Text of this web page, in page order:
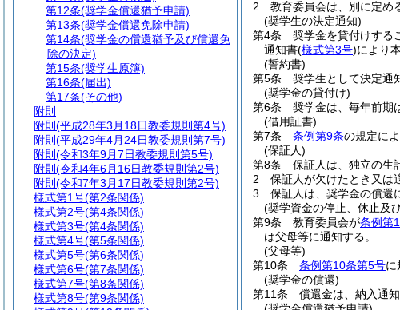
2
教育委員会は、別に定め
(奨学生の決定通知)
第4条
奨学金を貸付けする
通知書(様式第3号)により
(誓約書)
第5条
奨学生として決定通
(奨学金の貸付け)
第6条
奨学金は、毎年前期
(借用証書)
第7条
条例第9条の規定に
(保証人)
第8条
保証人は、独立の生
2
保証人が欠けたとき又は
3
保証人は、奨学金の償還
(奨学資金の停止、休止及
第9条
教育委員会が条例第
は父母等に通知する。
(父母等)
第10条
条例第10条第5号に
(奨学金の償還)
第11条
償還金は、納入通
第12条(奨学金償還猶予申請)
第13条(奨学金償還免除申請)
第14条(奨学金の償還猶予及び償還免
除の決定)
第15条(奨学生原簿)
第16条(届出)
第17条(その他)
附則
附則 (平成28年3月18日教委規則第4号)
附則 (平成29年4月24日教委規則第7号)
附則 (令和3年9月7日教委規則第5号)
附則 (令和4年6月16日教委規則第2号)
附則 (令和7年3月17日教委規則第2号)
様式第1号(第2条関係)
様式第2号(第4条関係)
様式第3号(第4条関係)
様式第4号(第5条関係)
様式第5号(第6条関係)
様式第6号(第7条関係)
様式第7号(第8条関係)
様式第8号(第9条関係)